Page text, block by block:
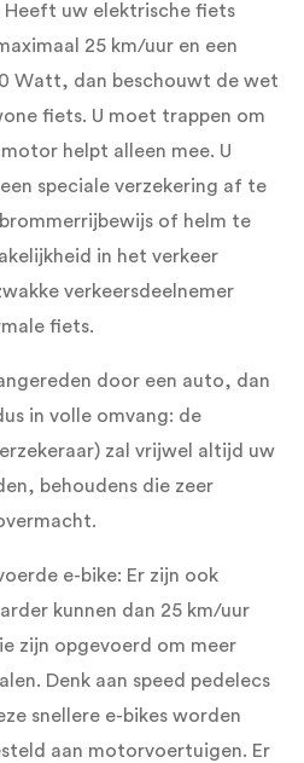
Heeft uw elektrische fiets
25 km/uur en een
Watt, dan beschouwt de wet
fiets. U moet trappen om
helpt alleen mee. U
speciale verzekering af te
of helm te
in het verkeer
verkeersdeelnemer
fiets.
door een auto, dan
in volle omvang: de
zal vrijwel altijd uw
behoudens die zeer
e-bike: Er zijn ook
kunnen dan 25 km/uur
zijn opgevoerd om meer
Denk aan speed pedelecs
snellere e-bikes worden
aan motorvoertuigen. Er